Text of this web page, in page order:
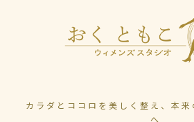
カラダとココロを美しく整え、本来
へ